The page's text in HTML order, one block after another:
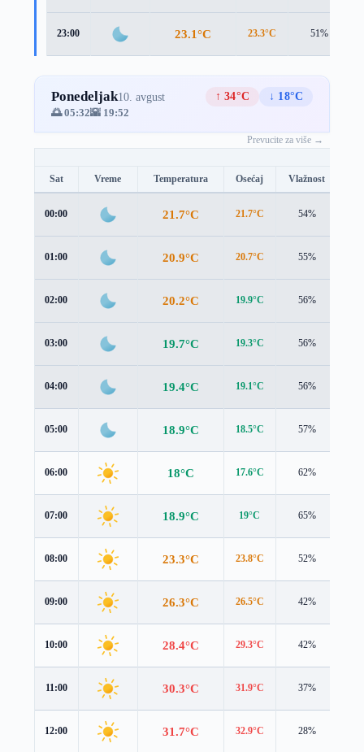
23:00 23.1°C 23.3°C 51%
Ponedeljak10. avgust ↑ 34°C
↓ 18°C
🌅 05:32🌇 19:52
Prevucite za više →
Sat Vreme Temperatura Osećaj Vlažnost
00:00 21.7°C 21.7°C 54%
01:00 20.9°C 20.7°C 55%
02:00 20.2°C 19.9°C 56%
03:00 19.7°C 19.3°C 56%
04:00 19.4°C 19.1°C 56%
05:00 18.9°C 18.5°C 57%
06:00 18°C 17.6°C 62%
07:00 18.9°C 19°C 65%
08:00 23.3°C 23.8°C 52%
09:00 26.3°C 26.5°C 42%
10:00 28.4°C 29.3°C 42%
11:00 30.3°C 31.9°C 37%
12:00 31.7°C 32.9°C 28%